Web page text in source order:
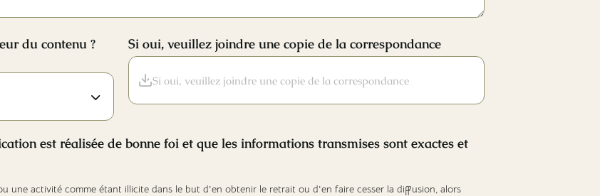
du contenu ?
Si oui, veuillez joindre une copie de la correspondance
Si oui, veuillez joindre une copie de la correspondance
est réalisée de bonne foi et que les informations transmises sont exactes et
une activité comme étant illicite dans le but d'en obtenir le retrait ou d'en faire cesser la diffusion, alors